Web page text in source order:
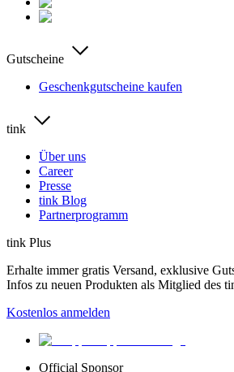
Gutscheine
Geschenkgutscheine kaufen
tink
Über uns
Career
Presse
tink Blog
Partnerprogramm
tink Plus
Erhalte immer gratis Versand, exklusive
Infos zu neuen Produkten als Mitglied des
Kostenlos anmelden
Official Sponsor